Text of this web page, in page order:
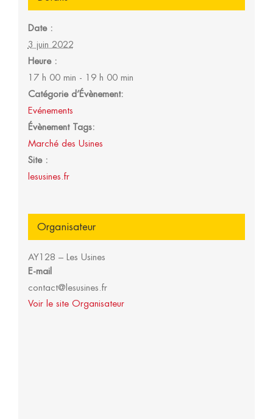
Date :
3 juin 2022
Heure :
17 h 00 min - 19 h 00 min
Catégorie d’Évènement:
Evénements
Évènement Tags:
Marché des Usines
Site :
lesusines.fr
Organisateur
AY128 – Les Usines
E-mail
contact@lesusines.fr
Voir le site Organisateur